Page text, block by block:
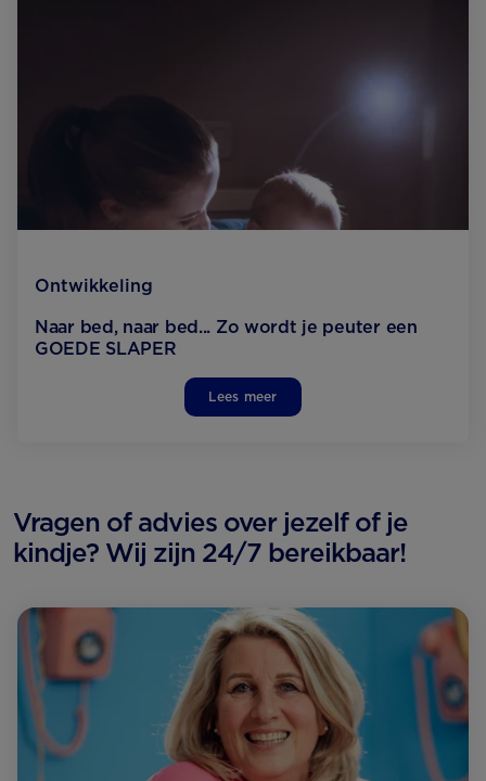
Ontwikkeling
Naar bed, naar bed... Zo wordt je peuter een
GOEDE SLAPER
Lees meer
Vragen of advies over jezelf of je
kindje? Wij zijn 24/7 bereikbaar!